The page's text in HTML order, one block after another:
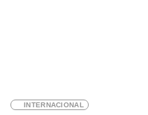
INTERNACIONAL